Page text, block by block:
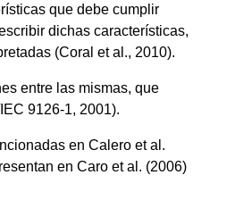
que debe cumplir
dichas características,
(Coral et al., 2010).
entre las mismas, que
9126-1, 2001).
en Calero et al.
en Caro et al. (2006)